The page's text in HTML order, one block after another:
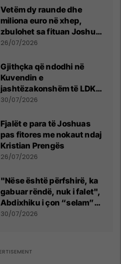
Vetëm dy raunde dhe
miliona euro në xhep,
zbulohet sa fituan Joshua
e Prenga
26/07/2026
Gjithçka që ndodhi në
Kuvendin e
jashtëzakonshëm të LDK-
së
30/07/2026
Fjalët e para të Joshuas
pas fitores me nokaut ndaj
Kristian Prengës
26/07/2026
"Nëse është përfshirë, ka
gabuar rëndë, nuk i falet",
Abdixhiku i çon “selam”
Përparim Ramës
30/07/2026